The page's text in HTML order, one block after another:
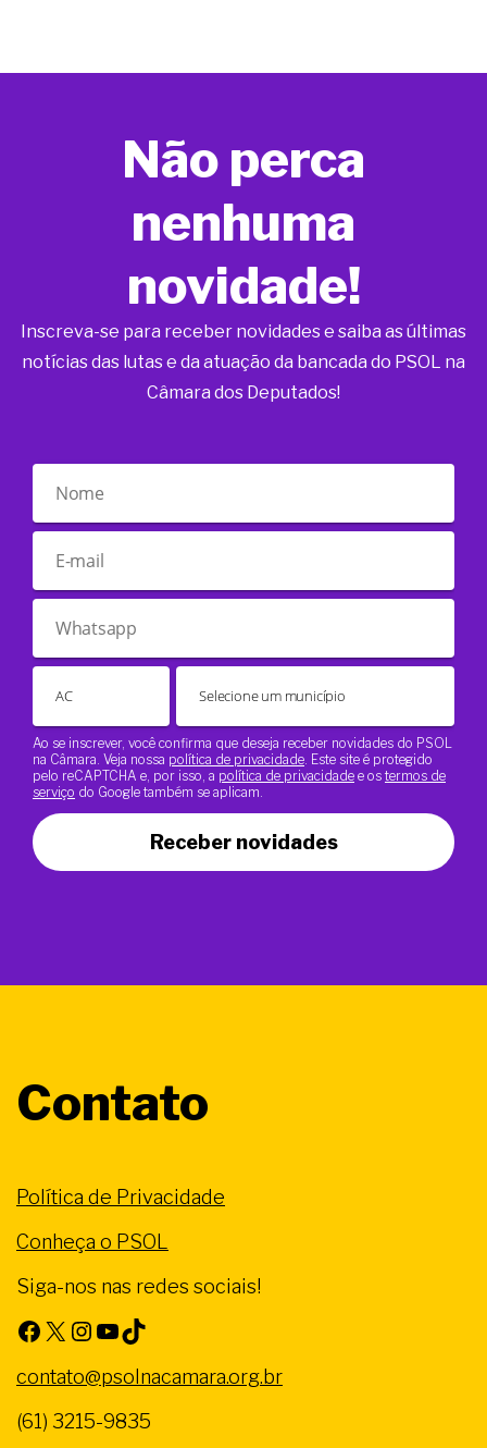
Não perca
nenhuma
novidade!
Inscreva-se para receber novidades e saiba as últimas
notícias das lutas e da atuação da bancada do PSOL na
Câmara dos Deputados!
Ao se inscrever, você confirma que deseja receber novidades do PSOL
na Câmara. Veja nossa política de privacidade . Este site é protegido
pelo reCAPTCHA e, por isso, a política de privacidade e os termos de
serviço do Google também se aplicam.
Receber novidades
Contato
Política de Privacidade
Conheça o PSOL
Siga-nos nas redes sociais!
Facebook X Instagram Youtube TikTok
contato@psolnacamara.org.br
(61) 3215-9835